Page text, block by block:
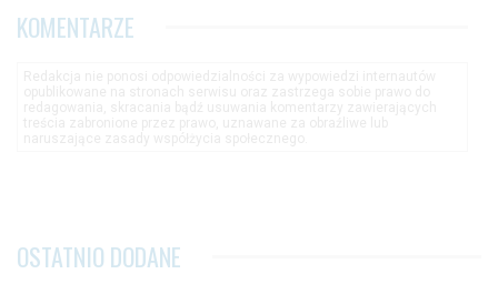
KOMENTARZE
OSTATNIO DODANE